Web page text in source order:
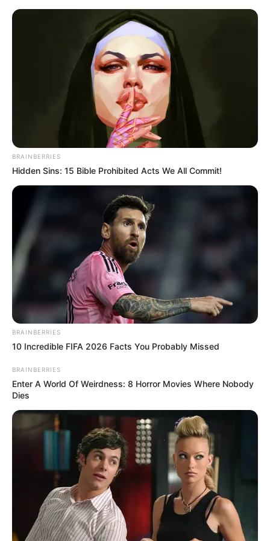
Flor de Crochê: Modelos, Gráficos
e Passo a Passo
Uma ótima dica de decoração para a casa ou
para objetos de uso pessoal é a flor de crochê
São vários modelos e cores que você pode
combinar com almofadas,
tapetes ,centros de
, panos de prato, potes, colchas e toalhas.
Ou, ainda, aplicar em tiaras, blusas, presilhas,
brincos,colares, cadernos, agendas, marcadores
BRAINBERRIES
Hidden Sins: 15 Bible Prohibited Acts We All Commit!
BRAINBERRIES
10 Incredible FIFA 2026 Facts You Probably Missed
BRAINBERRIES
Enter A World Of Weirdness: 8 Horror Movies Where Nobody
Dies